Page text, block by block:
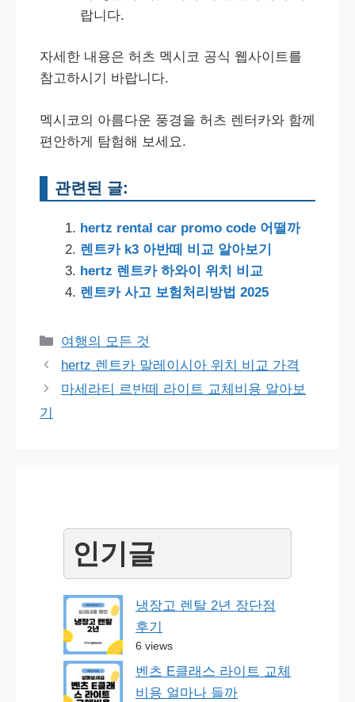
랍니다.
자세한 내용은 허츠 멕시코 공식 웹사이트를
참고하시기 바랍니다.
멕시코의 아름다운 풍경을 허츠 렌터카와 함께
편안하게 탐험해 보세요.
관련된 글:
hertz rental car promo code 어떨까
렌트카 k3 아반떼 비교 알아보기
hertz 렌트카 하와이 위치 비교
렌트카 사고 보험처리방법 2025
Categories
여행의 모든 것
Post
navigation
hertz 렌트카 말레이시아 위치 비교 가격
마세라티 르반떼 라이트 교체비용 알아보
기
인기글
냉장고 렌탈 2년 장단점
후기
6 views
벤츠 E클래스 라이트 교체
비용 얼마나 들까